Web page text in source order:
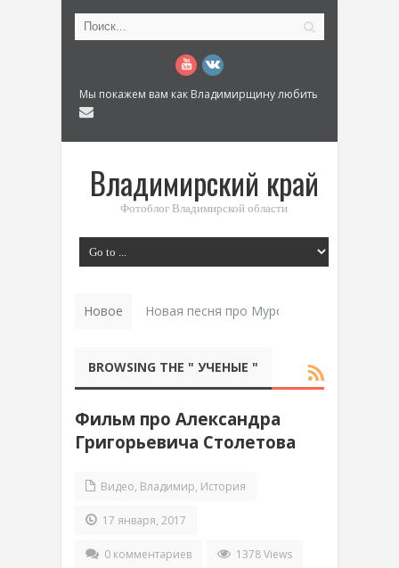
Мы покажем вам как Владимирщину любить
Владимирский край
Фотоблог Владимирской области
Новое Новая песня про Муром: «Былинный
BROWSING THE " УЧЕНЫЕ "
Фильм про Александра
Григорьевича Столетова
Видео, Владимир, История
17 января, 2017
0 комментариев 1378 Views